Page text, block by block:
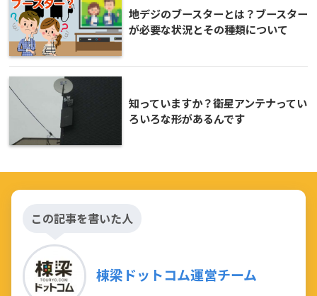
地デジのブースターとは？ブースター
が必要な状況とその種類について
知っていますか？衛星アンテナってい
ろいろな形があるんです
この記事を書いた人
棟梁ドットコム運営チーム